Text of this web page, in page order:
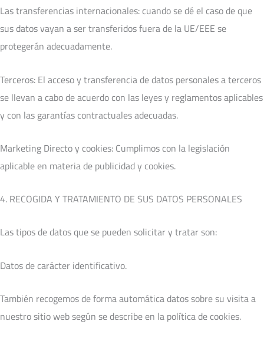
Las transferencias internacionales: cuando se dé el caso de que
sus datos vayan a ser transferidos fuera de la UE/EEE se
protegerán adecuadamente.
Terceros: El acceso y transferencia de datos personales a terceros
se llevan a cabo de acuerdo con las leyes y reglamentos aplicables
y con las garantías contractuales adecuadas.
Marketing Directo y cookies: Cumplimos con la legislación
aplicable en materia de publicidad y cookies.
4. RECOGIDA Y TRATAMIENTO DE SUS DATOS PERSONALES
Las tipos de datos que se pueden solicitar y tratar son:
Datos de carácter identificativo.
También recogemos de forma automática datos sobre su visita a
nuestro sitio web según se describe en la política de cookies.